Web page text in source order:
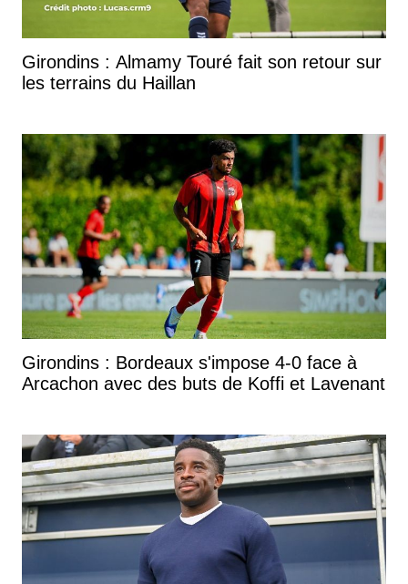
Girondins : Almamy Touré fait son retour sur
les terrains du Haillan
Girondins : Bordeaux s'impose 4-0 face à
Arcachon avec des buts de Koffi et Lavenant